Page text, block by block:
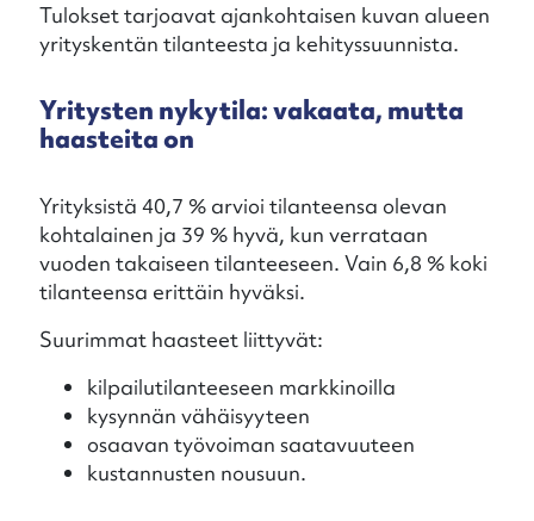
Tulokset tarjoavat ajankohtaisen kuvan alueen
yrityskentän tilanteesta ja kehityssuunnista.
Yritysten nykytila: vakaata, mutta
haasteita on
Yrityksistä 40,7 % arvioi tilanteensa olevan
kohtalainen ja 39 % hyvä, kun verrataan
vuoden takaiseen tilanteeseen. Vain 6,8 % koki
tilanteensa erittäin hyväksi.
Suurimmat haasteet liittyvät:
kilpailutilanteeseen markkinoilla
kysynnän vähäisyyteen
osaavan työvoiman saatavuuteen
kustannusten nousuun.